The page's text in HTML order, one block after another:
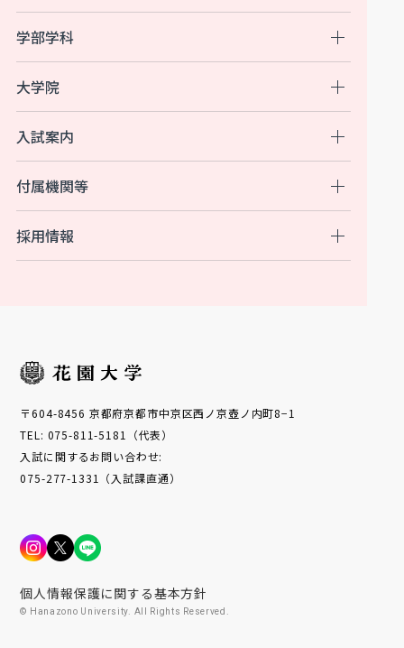
入試案内
付属機関等
学部学科
大学院
採用情報
〒604-8456 京都府京都市中京区西ノ京壺ノ内町8−1
TEL: 075-811-5181（代表）
入試に関するお問い合わせ:
075-277-1331（入試課直通）
個人情報保護に関する基本方針
© Hanazono University. All Rights Reserved.